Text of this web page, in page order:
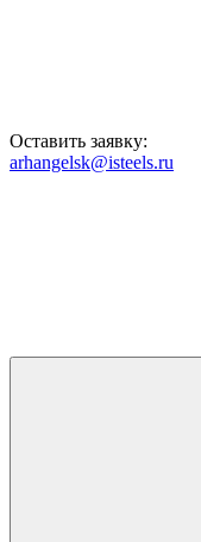
Оставить заявку:
arhangelsk@isteels.ru